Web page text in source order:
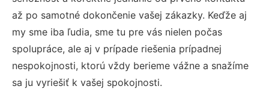
až po samotné dokončenie vašej zákazky. Keďže aj
my sme iba ľudia, sme tu pre vás nielen počas
spolupráce, ale aj v prípade riešenia prípadnej
nespokojnosti, ktorú vždy berieme vážne a snažíme
sa ju vyriešiť k vašej spokojnosti.